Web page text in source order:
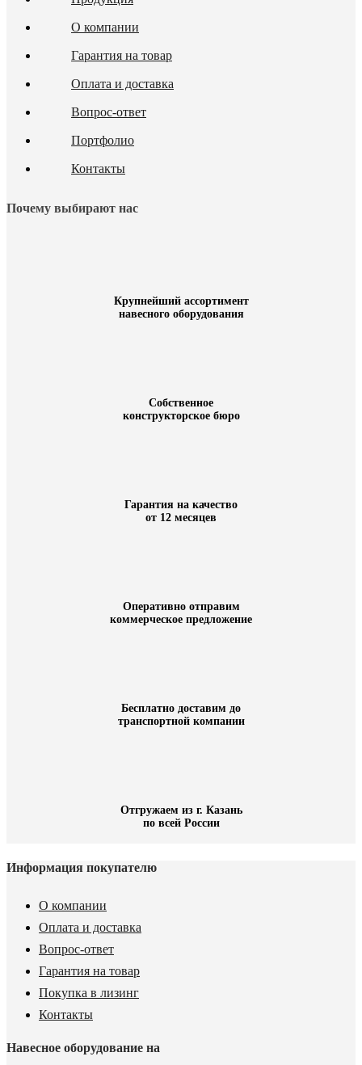
О компании
Гарантия на товар
Оплата и доставка
Вопрос-ответ
Портфолио
Контакты
Почему выбирают нас
Крупнейший ассортимент
навесного оборудования
Собственное
конструкторское бюро
Гарантия на качество
от 12 месяцев
Оперативно отправим
коммерческое предложение
Бесплатно доставим до
транспортной компании
Отгружаем из г. Казань
по всей России
Информация покупателю
О компании
Оплата и доставка
Вопрос-ответ
Гарантия на товар
Покупка в лизинг
Контакты
Навесное оборудование на